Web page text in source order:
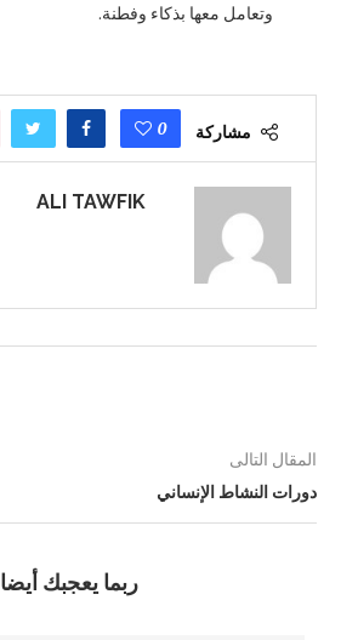
وتعامل معها بذكاء وفطنة.
مشاركة 0
ALI TAWFIK
المقال التالى
دورات النشاط الإنساني
ربما يعجبك أيضا